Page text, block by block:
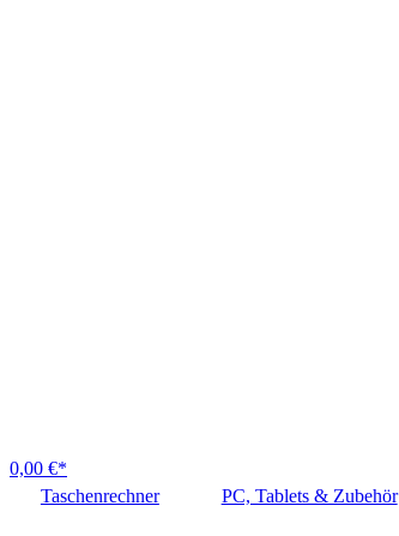
0,00 €*
Taschenrechner
PC, Tablets & Zubehör